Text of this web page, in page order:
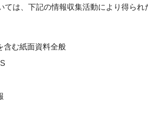
ては、下記の情報収集活動により得られ
含む紙面資料全般